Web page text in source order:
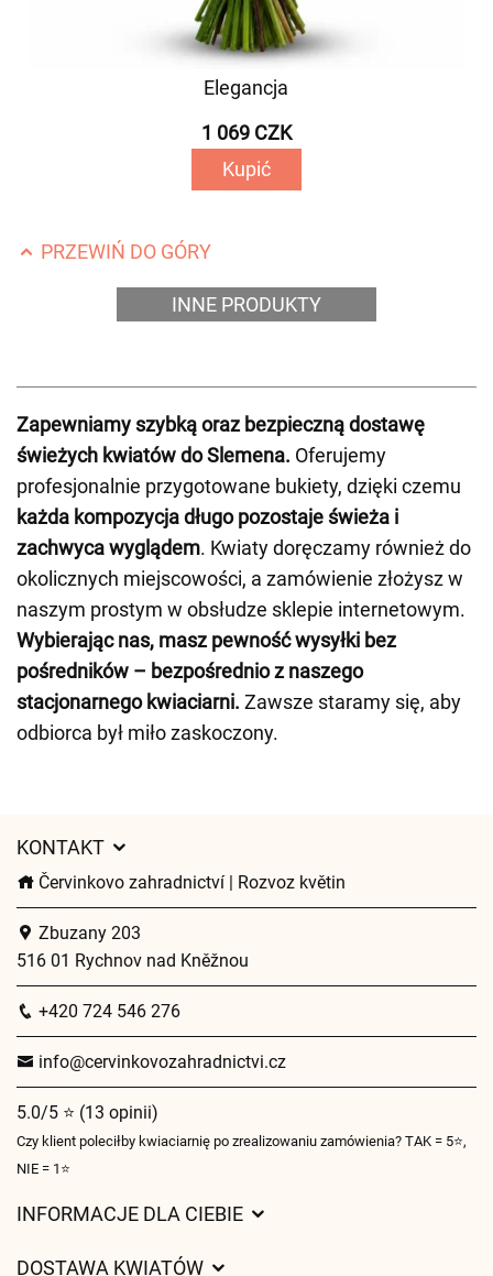
Elegancja
1 069 CZK
Kupić
PRZEWIŃ DO GÓRY
INNE PRODUKTY
Zapewniamy szybką oraz bezpieczną dostawę
świeżych kwiatów do Slemena. Oferujemy
profesjonalnie przygotowane bukiety, dzięki czemu
każda kompozycja długo pozostaje świeża i
zachwyca wyglądem. Kwiaty doręczamy również do
okolicznych miejscowości, a zamówienie złożysz w
naszym prostym w obsłudze sklepie internetowym.
Wybierając nas, masz pewność wysyłki bez
pośredników – bezpośrednio z naszego
stacjonarnego kwiaciarni. Zawsze staramy się, aby
odbiorca był miło zaskoczony.
KONTAKT
Červinkovo zahradnictví | Rozvoz květin
Zbuzany 203
516 01 Rychnov nad Kněžnou
+420 724 546 276
info@cervinkovozahradnictvi.cz
5.0/5 ⭐ (13 opinii)
Czy klient poleciłby kwiaciarnię po zrealizowaniu zamówienia? TAK = 5⭐,
NIE = 1⭐
INFORMACJE DLA CIEBIE
DOSTAWA KWIATÓW